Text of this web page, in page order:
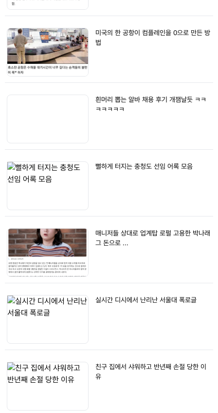
미국의 한 공항이 컴플레인을 0으로 만든 방
법
흰머리 뽑는 알바 채용 후기 개잼날듯 ㅋㅋ
ㅋㅋㅋㅋㅋ
뻘하게 터지는 충청도 선임 어록 모음
매니저들 상대로 업계탑 로펄 고용한 박나래
그 돈으로 ...
실시간 디시에서 난리난 서울대 폭로글
친구 집에서 샤워하고 반년째 손절 당한 이
유